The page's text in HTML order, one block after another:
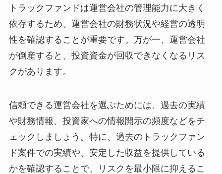
トラックファンドは運営会社の管理能力に大きく
依存するため、運営会社の財務状況や経営の透明
性を確認することが重要です。万が一、運営会社
が倒産すると、投資資金が回収できなくなるリス
クがあります。
信頼できる運営会社を選ぶためには、過去の実績
や財務情報、投資家への情報開示の頻度などをチ
ェックしましょう。特に、過去のトラックファン
ド案件での実績や、安定した収益を提供している
かを確認することで、リスクを最小限に抑えるこ